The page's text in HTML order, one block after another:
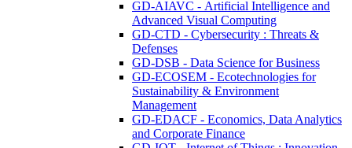
GD-AIAVC - Artificial Intelligence and
Advanced Visual Computing
GD-CTD - Cybersecurity : Threats &
Defenses
GD-DSB - Data Science for Business
GD-ECOSEM - Ecotechnologies for
Sustainability & Environment
Management
GD-EDACF - Economics, Data Analytics
and Corporate Finance